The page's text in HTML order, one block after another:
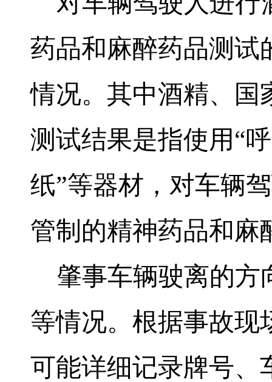
药品和麻醉药品测试
情况。其中酒精、国
测试结果是指使用“
纸”等器材，对车辆
管制的精神药品和麻
肇事车辆驶离的方
等情况。根据事故现
可能详细记录牌号、